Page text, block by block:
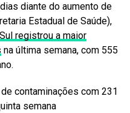
diante do aumento de
Estadual de Saúde),
registrou a maior
na última semana, com 555
contaminações com 231
semana